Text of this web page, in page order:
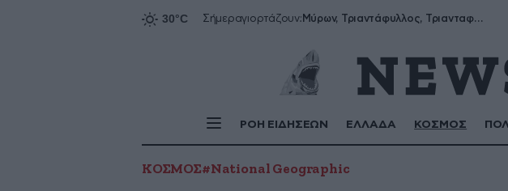
Σήμεραγιορτάζουν: Μύρων, Τριαντάφυλλος, Τριανταφυλλιά, Φυλλιώ, Ρόζα
ΡΟΗ ΕΙΔΗΣΕΩΝ ΕΛΛΑΔΑ ΚΟΣΜΟΣ
ΚΟΣΜΟΣ#National Geographic